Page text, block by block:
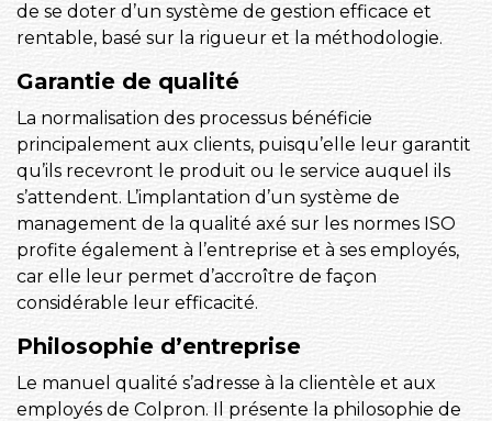
de se doter d’un système de gestion efficace et
rentable, basé sur la rigueur et la méthodologie.
Garantie de qualité
La normalisation des processus bénéficie
principalement aux clients, puisqu’elle leur garantit
qu’ils recevront le produit ou le service auquel ils
s’attendent. L’implantation d’un système de
management de la qualité axé sur les normes ISO
profite également à l’entreprise et à ses employés,
car elle leur permet d’accroître de façon
considérable leur efficacité.
Philosophie d’entreprise
Le manuel qualité s’adresse à la clientèle et aux
employés de Colpron. Il présente la philosophie de